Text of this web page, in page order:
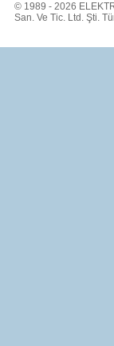
© 1989 - 2026
San. Ve Tic. Ltd. Şti.